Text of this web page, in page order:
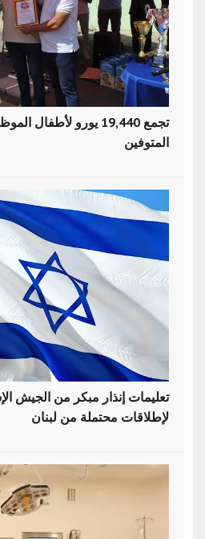
المتوفين
تعليمات إنذار مبكر من الجيش
لإطلاقات محتملة من لبنان